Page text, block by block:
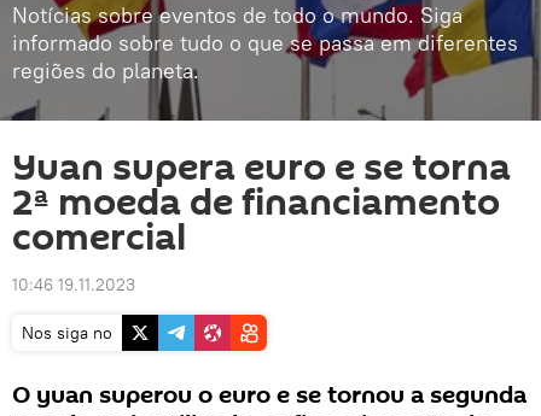
Notícias sobre eventos de todo o mundo. Siga
informado sobre tudo o que se passa em diferentes
regiões do planeta.
Yuan supera euro e se torna
2ª moeda de financiamento
comercial
10:46 19.11.2023
Nos siga no
O yuan superou o euro e se tornou a segunda